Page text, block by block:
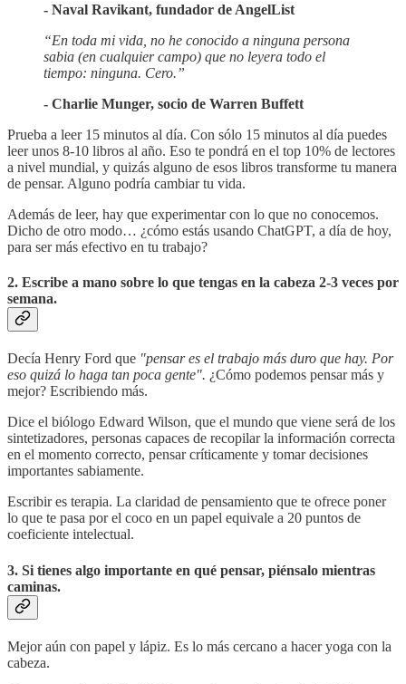
- Naval Ravikant, fundador de AngelList
“En toda mi vida, no he conocido a ninguna persona
sabia (en cualquier campo) que no leyera todo el
tiempo: ninguna. Cero.”
- Charlie Munger, socio de Warren Buffett
Prueba a leer 15 minutos al día. Con sólo 15 minutos al día puedes
leer unos 8-10 libros al año. Eso te pondrá en el top 10% de lectores
a nivel mundial, y quizás alguno de esos libros transforme tu manera
de pensar. Alguno podría cambiar tu vida.
Además de leer, hay que experimentar con lo que no conocemos.
Dicho de otro modo… ¿cómo estás usando ChatGPT, a día de hoy,
para ser más efectivo en tu trabajo?
2. Escribe a mano sobre lo que tengas en la cabeza 2-3 veces por
semana.
Decía Henry Ford que "pensar es el trabajo más duro que hay. Por
eso quizá lo haga tan poca gente". ¿Cómo podemos pensar más y
mejor? Escribiendo más.
Dice el biólogo Edward Wilson, que el mundo que viene será de los
sintetizadores, personas capaces de recopilar la información correcta
en el momento correcto, pensar críticamente y tomar decisiones
importantes sabiamente.
Escribir es terapia. La claridad de pensamiento que te ofrece poner
lo que te pasa por el coco en un papel equivale a 20 puntos de
coeficiente intelectual.
3. Si tienes algo importante en qué pensar, piénsalo mientras
caminas.
Mejor aún con papel y lápiz. Es lo más cercano a hacer yoga con la
cabeza.